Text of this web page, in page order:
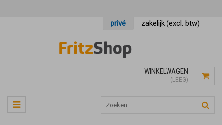
privé zakelijk (excl. btw)
WINKELWAGEN
(LEEG)